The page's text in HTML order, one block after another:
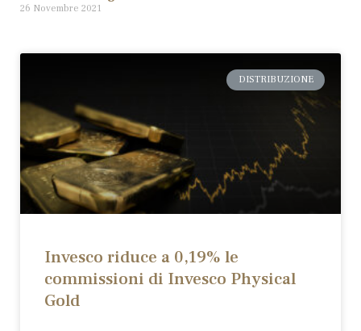
26 Novembre 2021
DISTRIBUZIONE
Invesco riduce a 0,19% le
commissioni di Invesco Physical
Gold